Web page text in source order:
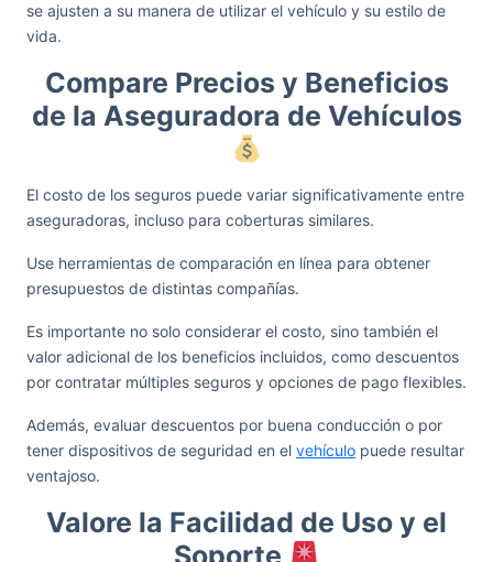
se ajusten a su manera de utilizar el vehículo y su estilo de
vida.
Compare Precios y Beneficios
de la Aseguradora de Vehículos
El costo de los seguros puede variar significativamente entre
aseguradoras, incluso para coberturas similares.
Use herramientas de comparación en línea para obtener
presupuestos de distintas compañías.
Es importante no solo considerar el costo, sino también el
valor adicional de los beneficios incluidos, como descuentos
por contratar múltiples seguros y opciones de pago flexibles.
Además, evaluar descuentos por buena conducción o por
tener dispositivos de seguridad en el vehículo puede resultar
ventajoso.
Valore la Facilidad de Uso y el
Soporte